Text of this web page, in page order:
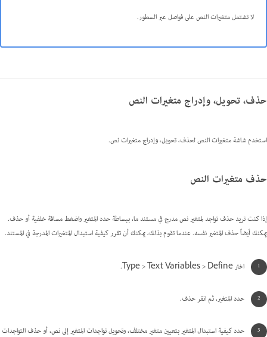
لا تشتمل متغيرات النص على فواصل عبر السطور.
حذف، تحويل، وإدراج متغيرات النص
استخدم شاشة متغيرات النص لحذف، تحويل، وإدراج متغيرات نص.
حذف متغيرات النص
إذا كنت تريد حذف تواجد لمتغير نص مدرج في مستند ما، ببساطة حدد المتغير واضغط مسافة خلفية أو حذف.
يمكنك أيضاً حذف المتغير نفسه. عندما تقوم بذلك، يمكنك أن تقرر كيفية استبدال المتغيرات المدرجة في المستند.
اختر Type > Text Variables > Define.
حدد المتغير، ثم انقر حذف.
حدد كيفية استبدال المتغير بتعيين متغير مختلف، وتحويل تواجدات المتغير إلى نص، أو حذف التواجدات